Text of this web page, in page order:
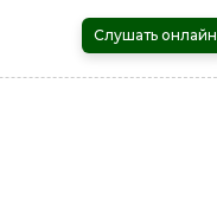
Слушать онлайн